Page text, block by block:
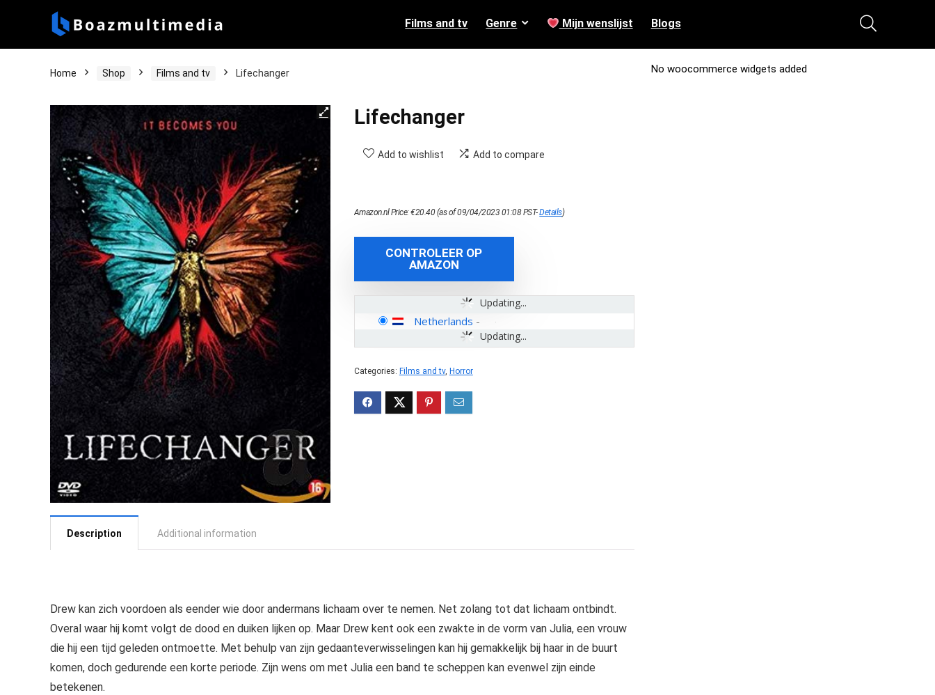
Films and tv Genre Mijn wenslijst Blogs
Home Shop Films and tv Lifechanger
Lifechanger
Add to wishlist Add to compare
Amazon.nl Price:€20.40(as of 09/04/2023 01:08 PST-Details)
CONTROLEER OP
AMAZON
Updating...
Updating...
Netherlands -
Categories: Films and tv, Horror
Description Additional information
Drew kan zich voordoen als eender wie door andermans lichaam over te nemen. Net zolang tot dat lichaam ontbindt.
Overal waar hij komt volgt de dood en duiken lijken op. Maar Drew kent ook een zwakte in de vorm van Julia, een vrouw
die hij een tijd geleden ontmoette. Met behulp van zijn gedaanteverwisselingen kan hij gemakkelijk bij haar in de buurt
komen, doch gedurende een korte periode. Zijn wens om met Julia een band te scheppen kan evenwel zijn einde
betekenen.
No woocommerce widgets added